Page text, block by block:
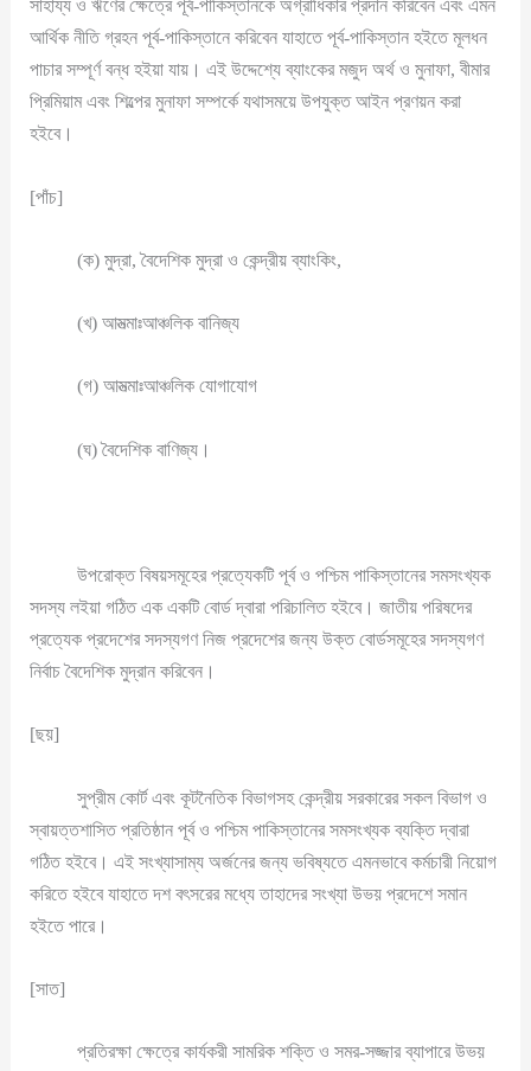
সাহায্য ও ঋণের ক্ষেত্রে পূর্ব-পাকিস্তানকে অগ্রাধিকার প্রদান করিবেন এবং এমন
আর্থিক নীতি গ্রহন পূর্ব-পাকিস্তানে করিবেন যাহাতে পূর্ব-পাকিস্তান হইতে মূলধন
পাচার সম্পূর্ণ বন্ধ হইয়া যায়। এই উদ্দেশ্যে ব্যাংকের মজুদ অর্থ ও মুনাফা, বীমার
প্রিমিয়াম এবং শিল্পের মুনাফা সম্পর্কে যথাসময়ে উপযুক্ত আইন প্রণয়ন করা
হইবে।
[পাঁচ]
(ক) মুদ্রা, বৈদেশিক মুদ্রা ও কেন্দ্রীয় ব্যাংকিং,
(খ) আমত্মাঃআঞ্চলিক বানিজ্য
(গ) আমত্মাঃআঞ্চলিক যোগাযোগ
(ঘ) বৈদেশিক বাণিজ্য।
উপরোক্ত বিষয়সমূহের প্রত্যেকটি পূর্ব ও পশ্চিম পাকিস্তানের সমসংখ্যক
সদস্য লইয়া গঠিত এক একটি বোর্ড দ্বারা পরিচালিত হইবে। জাতীয় পরিষদের
প্রত্যেক প্রদেশের সদস্যগণ নিজ প্রদেশের জন্য উক্ত বোর্ডসমূহের সদস্যগণ
নির্বাচ বৈদেশিক মুদ্রান করিবেন।
[ছয়]
সুপ্রীম কোর্ট এবং কূটনৈতিক বিভাগসহ কেন্দ্রীয় সরকারের সকল বিভাগ ও
স্বায়ত্তশাসিত প্রতিষ্ঠান পূর্ব ও পশ্চিম পাকিস্তানের সমসংখ্যক ব্যক্তি দ্বারা
গঠিত হইবে। এই সংখ্যাসাম্য অর্জনের জন্য ভবিষ্যতে এমনভাবে কর্মচারী নিয়োগ
করিতে হইবে যাহাতে দশ বৎসরের মধ্যে তাহাদের সংখ্যা উভয় প্রদেশে সমান
হইতে পারে।
[সাত]
প্রতিরক্ষা ক্ষেত্রে কার্যকরী সামরিক শক্তি ও সমর-সজ্জার ব্যাপারে উভয়